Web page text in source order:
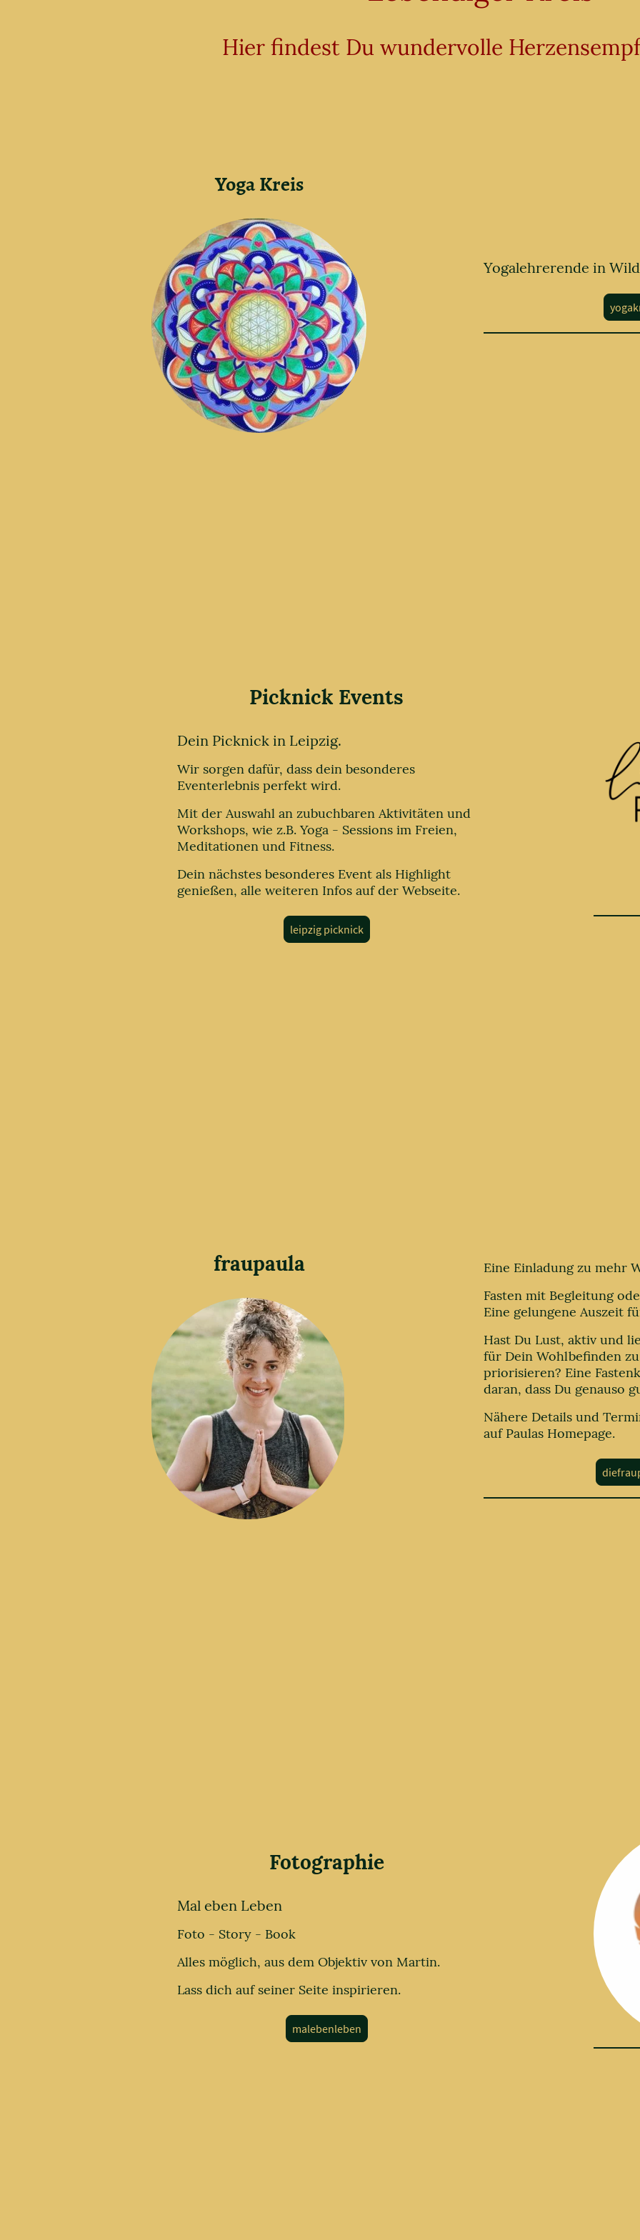
Hier findest Du wundervolle
Yoga Kreis
Yogalehrerende in
Picknick Events
Dein Picknick in Leipzig.
Wir sorgen dafür, dass dein besonderes
Eventerlebnis perfekt wird.
Mit der Auswahl an zubuchbaren Aktivitäten und
Workshops, wie z.B. Yoga - Sessions im Freien,
Meditationen und Fitness.
Dein nächstes besonderes Event als Highlight
genießen, alle weiteren Infos auf der Webseite.
leipzig picknick
fraupaula
Eine Einladung zu mehr
Fasten mit Begleitung
Eine gelungene Auszeit
Hast Du Lust, aktiv und
für Dein Wohlbefinden
priorisieren? Eine
daran, dass Du genauso
Nähere Details und
auf Paulas Homepage.
Fotographie
Mal eben Leben
Foto - Story - Book
Alles möglich, aus dem Objektiv von Martin.
Lass dich auf seiner Seite inspirieren.
malebenleben